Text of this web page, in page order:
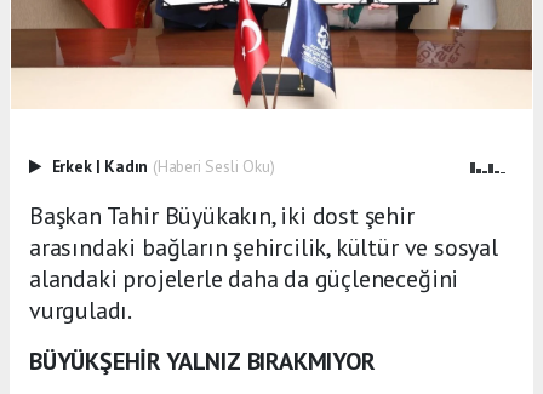
Erkek | Kadın (Haberi Sesli Oku)
Başkan Tahir Büyükakın, iki dost şehir
arasındaki bağların şehircilik, kültür ve sosyal
alandaki projelerle daha da güçleneceğini
vurguladı.
BÜYÜKŞEHİR YALNIZ BIRAKMIYOR